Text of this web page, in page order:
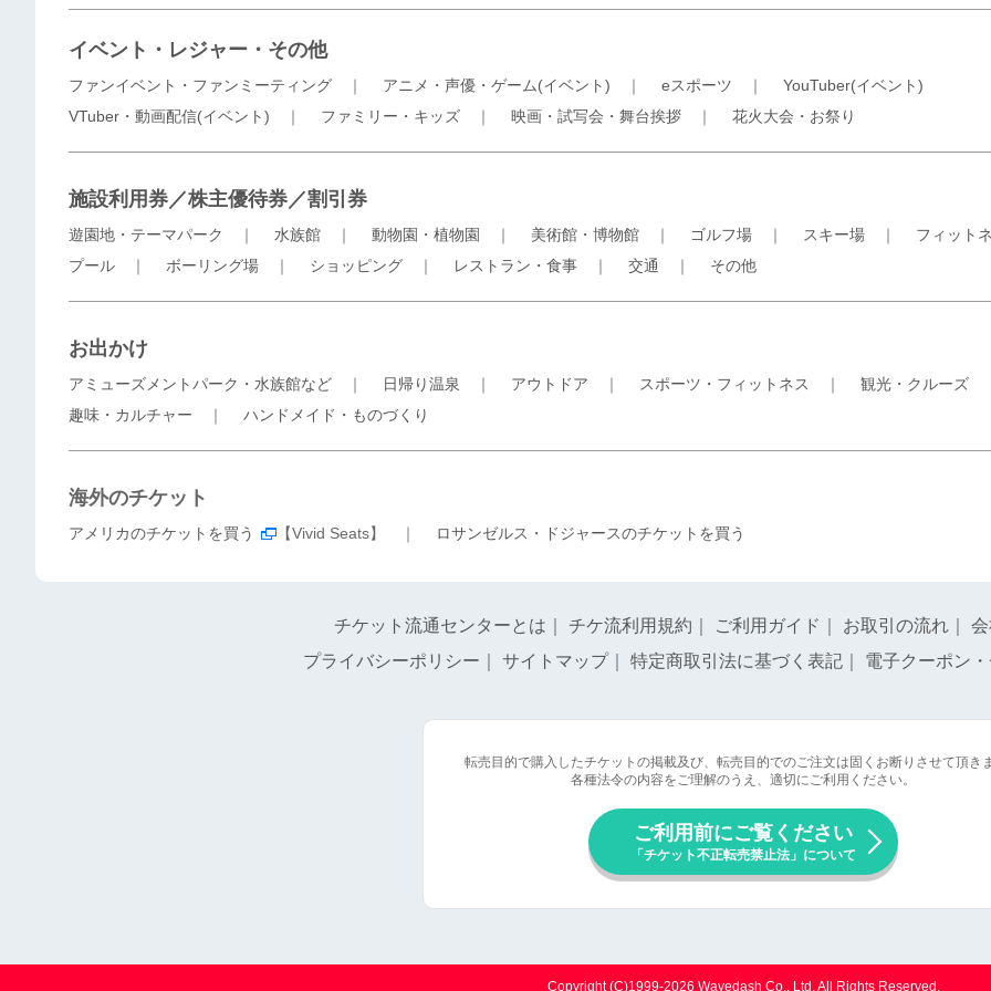
イベント・レジャー・その他
ファンイベント・ファンミーティング ｜ アニメ・声優・ゲーム(イベント) ｜ eスポーツ ｜ YouTuber(イベント)
VTuber・動画配信(イベント) ｜ ファミリー・キッズ ｜ 映画・試写会・舞台挨拶 ｜ 花火大会・お祭り
施設利用券／株主優待券／割引券
遊園地・テーマパーク ｜ 水族館 ｜ 動物園・植物園 ｜ 美術館・博物館 ｜ ゴルフ場 ｜ スキー場 ｜ フィット
プール ｜ ボーリング場 ｜ ショッピング ｜ レストラン・食事 ｜ 交通 ｜ その他
お出かけ
アミューズメントパーク・水族館など ｜ 日帰り温泉 ｜ アウトドア ｜ スポーツ・フィットネス ｜ 観光・クルーズ
趣味・カルチャー ｜ ハンドメイド・ものづくり
海外のチケット
アメリカのチケットを買う 【Vivid Seats】 ｜ ロサンゼルス・ドジャースのチケットを買う
チケット流通センターとは チケ流利用規約 ご利用ガイド お取引の流れ
プライバシーポリシー
サイトマップ｜ 特定商取引法に基づく表記 電子クーポン
転売目的で購入したチケットの掲載及び、転売目的でのご注文は固くお断りさせて頂きま
各種法令の内容をご理解のうえ、適切にご利用ください。
ご利用前にご覧ください
「チケット不正転売禁止法」について
Copyright (C)1999-2026 Wavedash Co., Ltd. All Rights Reserved.